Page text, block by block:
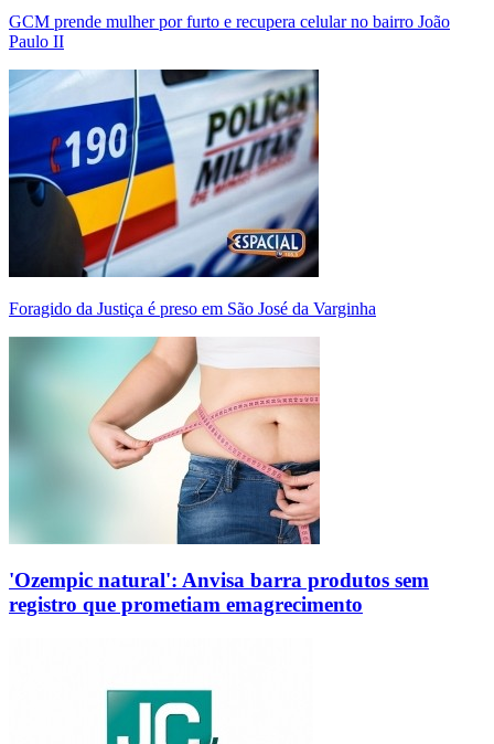
GCM prende mulher por furto e recupera celular no bairro João
Paulo II
Foragido da Justiça é preso em São José da Varginha
'Ozempic natural': Anvisa barra produtos sem
registro que prometiam emagrecimento